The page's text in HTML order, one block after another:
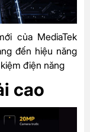
của MediaTek
đến hiệu năng
điện năng
cao